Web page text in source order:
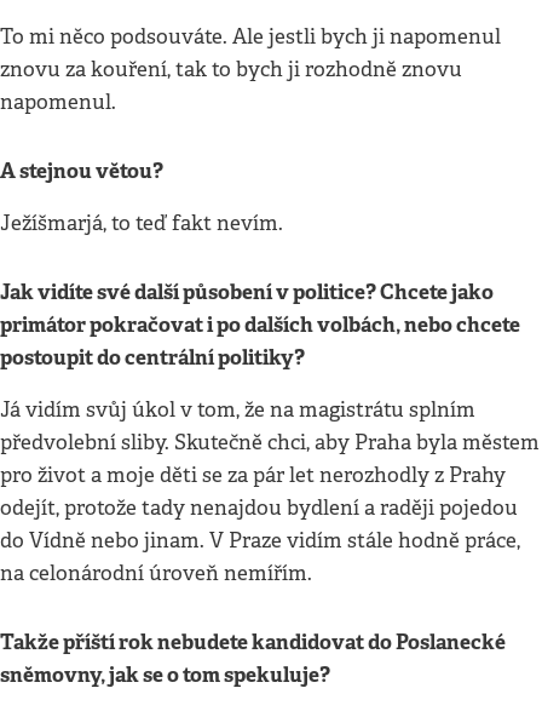
To mi něco podsouváte. Ale jestli bych ji napomenul
znovu za kouření, tak to bych ji rozhodně znovu
napomenul.
A stejnou větou?
Ježíšmarjá, to teď fakt nevím.
Jak vidíte své další působení v politice? Chcete jako
primátor pokračovat i po dalších volbách, nebo chcete
postoupit do centrální politiky?
Já vidím svůj úkol v tom, že na magistrátu splním
předvolební sliby. Skutečně chci, aby Praha byla městem
pro život a moje děti se za pár let nerozhodly z Prahy
odejít, protože tady nenajdou bydlení a raději pojedou
do Vídně nebo jinam. V Praze vidím stále hodně práce,
na celonárodní úroveň nemířím.
Takže příští rok nebudete kandidovat do Poslanecké
sněmovny, jak se o tom spekuluje?